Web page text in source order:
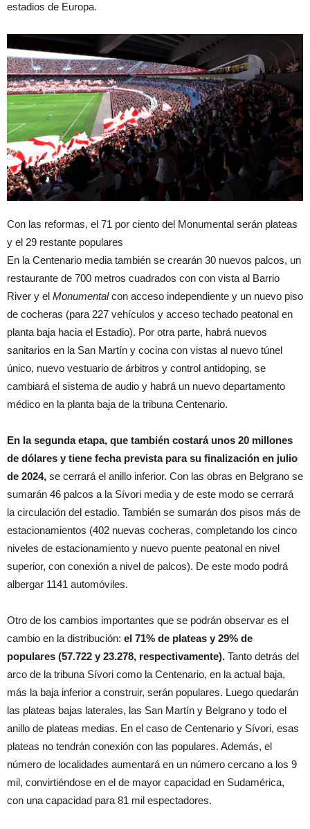
estadios de Europa.
Con las reformas, el 71 por ciento del Monumental serán plateas
y el 29 restante populares
En la Centenario media también se crearán 30 nuevos palcos, un
restaurante de 700 metros cuadrados con con vista al Barrio
River y el Monumentalcon acceso independiente y un nuevo piso
de cocheras (para 227 vehículos y acceso techado peatonal en
planta baja hacia el Estadio). Por otra parte, habrá nuevos
sanitarios en la San Martín y cocina con vistas al nuevo túnel
único, nuevo vestuario de árbitros y control antidoping, se
cambiará el sistema de audio y habrá un nuevo departamento
médico en la planta baja de la tribuna Centenario.
En la segunda etapa, que también costará unos 20 millones
de dólares y tiene fecha prevista para su finalización en julio
de 2024, se cerrará el anillo inferior. Con las obras en Belgrano se
sumarán 46 palcos a la Sívori media y de este modo se cerrará
la circulación del estadio. También se sumarán dos pisos más de
estacionamientos (402 nuevas cocheras, completando los cinco
niveles de estacionamiento y nuevo puente peatonal en nivel
superior, con conexión a nivel de palcos). De este modo podrá
albergar 1141 automóviles.
Otro de los cambios importantes que se podrán observar es el
cambio en la distribución: el 71% de plateas y 29% de
populares (57.722 y 23.278, respectivamente). Tanto detrás del
arco de la tribuna Sívori como la Centenario, en la actual baja,
más la baja inferior a construir, serán populares. Luego quedarán
las plateas bajas laterales, las San Martín y Belgrano y todo el
anillo de plateas medias. En el caso de Centenario y Sívori, esas
plateas no tendrán conexión con las populares. Además, el
número de localidades aumentará en un número cercano a los 9
mil, convirtiéndose en el de mayor capacidad en Sudamérica,
con una capacidad para 81 mil espectadores.